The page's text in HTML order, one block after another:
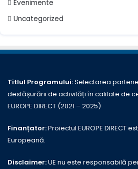
Evenimente
Uncategorized
Titlul Programului:Selectarea
desfășurării de activități în calitate de
EUROPE DIRECT (2021 – 2025)
Finanțator:Proiectul EUROPE DIRECT
Europeană.
Disclaimer:UE nu este responsabilă